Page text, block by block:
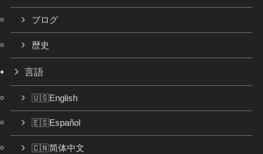
ブログ
歴史
言語
🇺🇸English
🇪🇸Español
🇨🇳简体中文